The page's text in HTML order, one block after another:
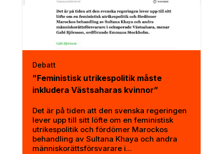
Debatt
”Feministisk utrikespolitik måste
inkludera Västsaharas kvinnor”
Det är på tiden att den svenska regeringen
lever upp till sitt löfte om en feministisk
utrikespolitik och fördömer Marockos
behandling av Sultana Khaya och andra
människorättsförsvarare i...